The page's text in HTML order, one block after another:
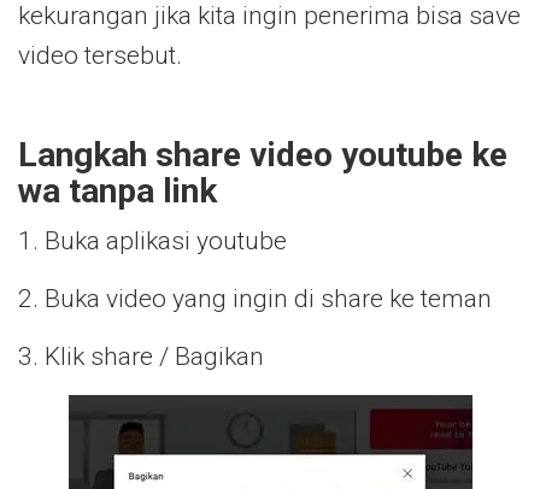
kekurangan jika kita ingin penerima bisa save
video tersebut.
Langkah share video youtube ke
wa tanpa link
1. Buka aplikasi youtube
2. Buka video yang ingin di share ke teman
3. Klik share / Bagikan